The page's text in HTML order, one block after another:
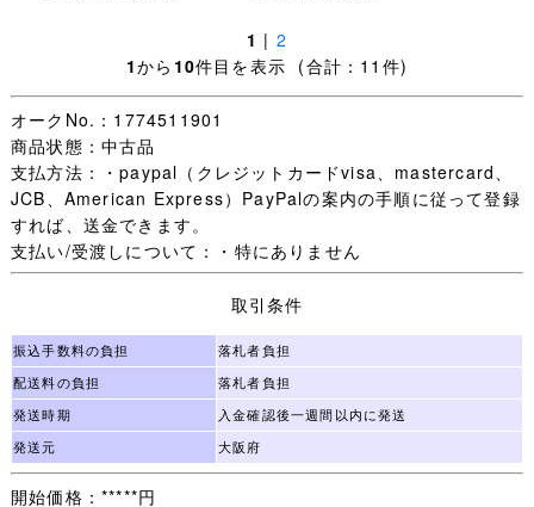
1 | 2
1から 10件目を表示 (合計：11件)
オークNo.：1774511901
商品状態：中古品
支払方法：・paypal（クレジットカードvisa、mastercard、
JCB、American Express）PayPalの案内の手順に従って登録
すれば、送金できます。
支払い/受渡しについて：・特にありません
取引条件
振込手数料の負担 落札者負担
配送料の負担 落札者負担
発送時期 入金確認後一週間以内に発送
発送元 大阪府
開始価格：*****円